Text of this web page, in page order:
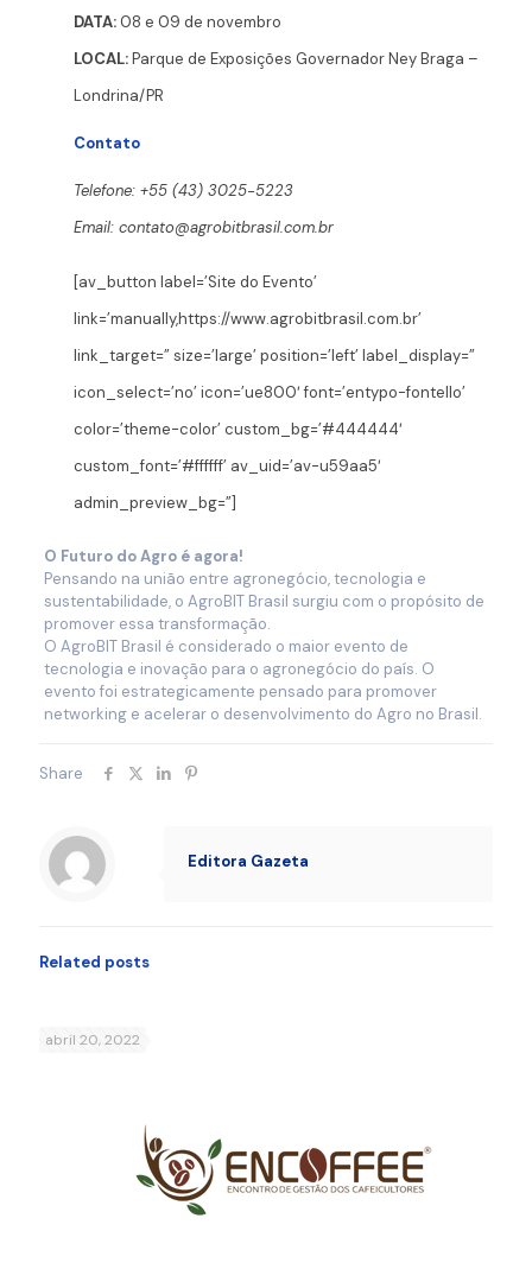
DATA: 08 e 09 de novembro
LOCAL:Parque de Exposições Governador Ney Braga –
Londrina/PR
Contato
Telefone: +55 (43) 3025-5223
Email: contato@agrobitbrasil.com.br
[av_button label=’Site do Evento’
link=’manually,https://www.agrobitbrasil.com.br’
link_target=” size=’large’ position=’left’ label_display=”
icon_select=’no’ icon=’ue800′ font=’entypo-fontello’
color=’theme-color’ custom_bg=’#444444′
custom_font=’#ffffff’ av_uid=’av-u59aa5′
admin_preview_bg=”]
O Futuro do Agro é agora!
Pensando na união entre agronegócio, tecnologia e
sustentabilidade, o AgroBIT Brasil surgiu com o propósito de
promover essa transformação.
O AgroBIT Brasil é considerado o maior evento de
tecnologia e inovação para o agronegócio do país. O
evento foi estrategicamente pensado para promover
networking e acelerar o desenvolvimento do Agro no Brasil.
Share
Editora Gazeta
Related posts
abril 20, 2022